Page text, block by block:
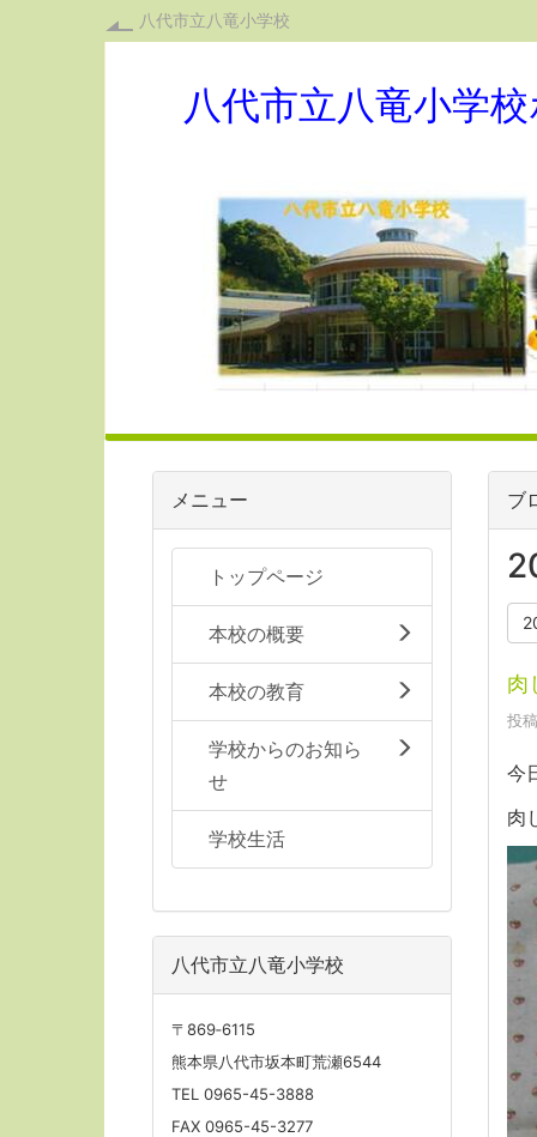
八代市立八竜小学校
八代市立八竜小学
ブ
肉
投
今
肉
メニュー
トップページ
本校の概要
本校の教育
学校からのお知ら
せ
学校生活
八代市立八竜小学校
〒869‐6115
熊本県八代市坂本町荒瀬6544
TEL 0965-45-3888
FAX 0965-45-3277